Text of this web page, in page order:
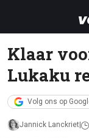
Klaar
Lukaku
Volg ons op
Jannick Lanckriet